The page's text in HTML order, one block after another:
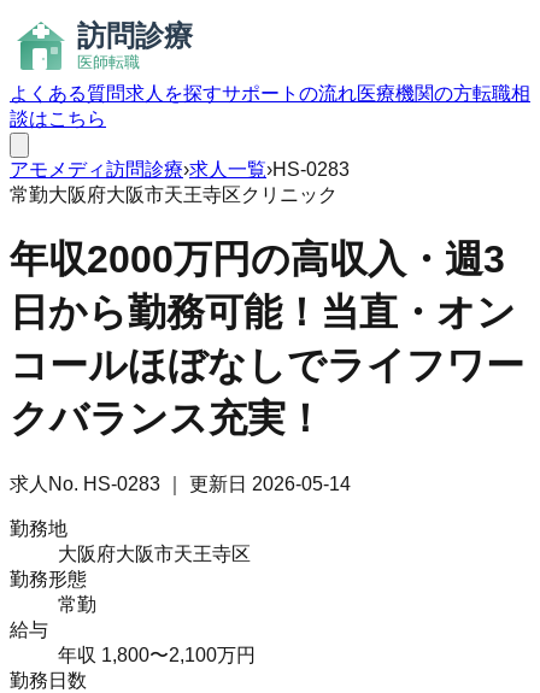
よくある質問求人を探すサポートの流れ医療機関の方転職相
談はこちら
アモメディ訪問診療›求人一覧›HS-0283
常勤大阪府大阪市天王寺区クリニック
年収2000万円の高収入・週3
日から勤務可能！当直・オン
コールほぼなしでライフワー
クバランス充実！
求人No. HS-0283 ｜ 更新日 2026-05-14
勤務地
大阪府大阪市天王寺区
勤務形態
常勤
給与
年収 1,800〜2,100万円
勤務日数